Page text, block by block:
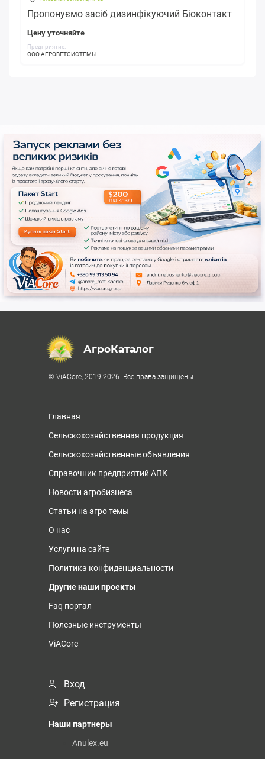
Пропонуємо засіб дизинфікуючий Біоконтакт
Цену уточняйте
Предприятие:
ООО АГРОВЕТСИСТЕМЫ
АгроКаталог
© ViACore, 2019-2026. Все права защищены
Главная
Сельскохозяйственная продукция
Сельскохозяйственные объявления
Справочник предприятий АПК
Новости агробизнеса
Статьи на агро темы
О нас
Услуги на сайте
Политика конфиденциальности
Другие наши проекты
Faq портал
Полезные инструменты
ViACore
Вход
Регистрация
Наши партнеры
Anulex.eu